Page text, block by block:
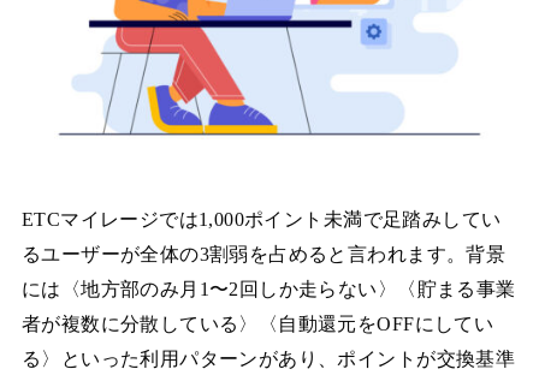
ETCマイレージでは1,000ポイント未満で足踏みしてい
るユーザーが全体の3割弱を占めると言われます。背景
には〈地方部のみ月1〜2回しか走らない〉〈貯まる事業
者が複数に分散している〉〈自動還元をOFFにしてい
る〉といった利用パターンがあり、ポイントが交換基準